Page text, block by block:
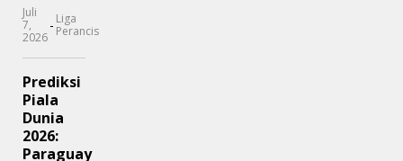
Juli
7,
2026
- Liga
Perancis
Prediksi
Piala
Dunia
2026:
Paraguay